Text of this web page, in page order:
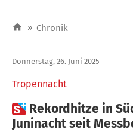
» Chronik
Tropennacht
Donnerstag, 26. Juni 2025
 Rekordhitze in
Juninacht seit